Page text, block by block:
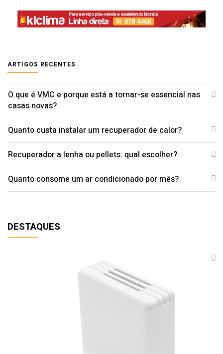
ARTIGOS RECENTES
O que é VMC e porque está a tornar-se essencial nas
casas novas?
Quanto custa instalar um recuperador de calor?
Recuperador a lenha ou pellets: qual escolher?
Quanto consome um ar condicionado por mês?
DESTAQUES